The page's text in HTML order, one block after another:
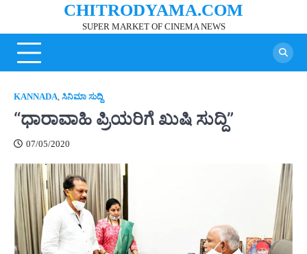
content
CHITRODYAMA.COM
SUPER MARKET OF CINEMA NEWS
KANNADA, ಸಿನಿಮಾ ಸುದ್ದಿ
“ಧಾರಾವಾಹಿ ಪ್ರಿಯರಿಗೆ ಖುಷಿ ಸುದ್ದಿ”
07/05/2020